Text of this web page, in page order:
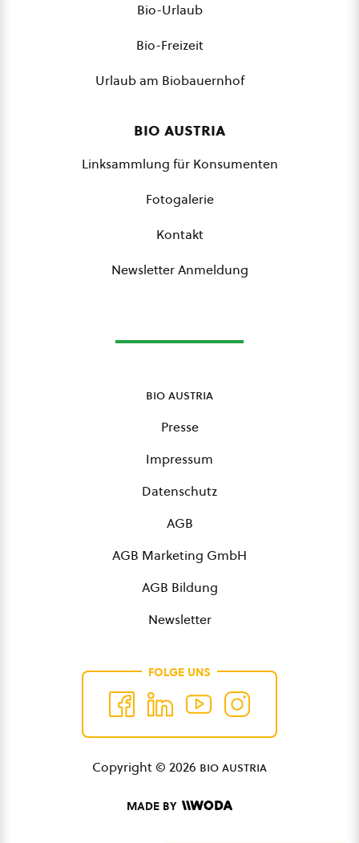
Bio-Urlaub
Bio-Freizeit
Urlaub am Biobauernhof
bio austria
Linksammlung für Konsumenten
Fotogalerie
Kontakt
Newsletter Anmeldung
bio austria
Presse
Impressum
Datenschutz
AGB
AGB Marketing GmbH
AGB Bildung
Newsletter
FOLGE UNS
Copyright © 2026 bio austria
MADE BY